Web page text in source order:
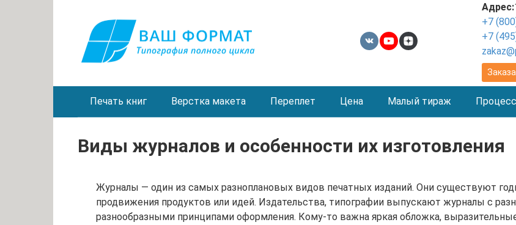
Адрес:
+7
+7
Печать книг Верстка макета Переплет Цена Малый тираж
Виды журналов и особенности их изготовления
Журналы — один из самых разноплановых видов печатных изданий. Они существуют
продвижения продуктов или идей. Издательства, типографии выпускают журналы с
разнообразными принципами оформления. Кому-то важна яркая обложка,